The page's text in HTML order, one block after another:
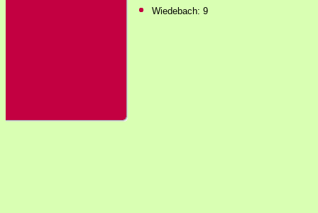
Wiedebach: 9